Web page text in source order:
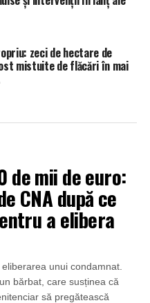
zeci de hectare de
mistuite de flăcări în mai
de mii de euro:
CNA după ce
a elibera
unui condamnat.
bărbat, care susținea că
să pregătească